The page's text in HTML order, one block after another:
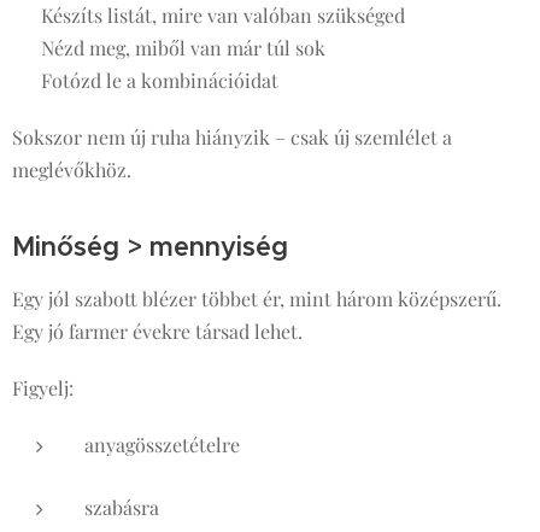
✔ Készíts listát, mire van valóban szükséged
✔ Nézd meg, miből van már túl sok
✔ Fotózd le a kombinációidat
Sokszor nem új ruha hiányzik – csak új szemlélet a
meglévőkhöz.
Minőség > mennyiség
Egy jól szabott blézer többet ér, mint három középszerű.
Egy jó farmer évekre társad lehet.
Figyelj:
anyagösszetételre
szabásra